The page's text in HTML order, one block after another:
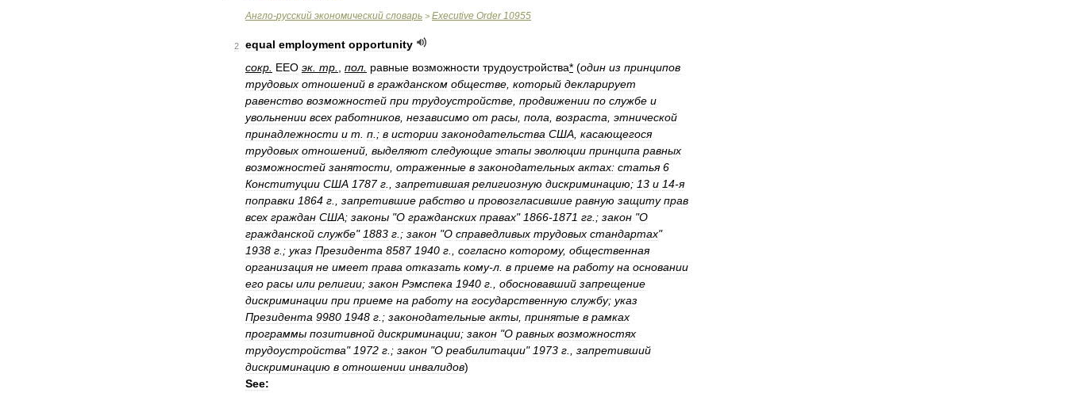
Англо-русский экономический словарь > Executive Order 10955
2 equal employment opportunity
сокр EEO эк тр пол равные возможности трудоустройства* (один из принципов
трудовых отношений в гражданском обществе который декларирует
равенство возможностей при трудоустройстве продвижении по службе и
увольнении всех работников независимо от расы пола возраста этнической
принадлежности и т п .; в истории законодательства США касающегося
трудовых отношений выделяют следующие этапы эволюции принципа равных
возможностей занятости отраженные в законодательных актах: статья 6
Конституции США 1787 г запретившая религиозную дискриминацию; 13 и 14-я
поправки 1864 г запретившие рабство и провозгласившие равную защиту прав
всех граждан США; законы "О гражданских правах" 1866-1871 гг .; закон "О
гражданской службе" 1883 г .; закон "О справедливых трудовых стандартах"
1938 г .; указ Президента 8587 1940 г согласно которому, общественная
организация не имеет права отказать кому-л в приеме на работу на основании
его расы или религии; закон Рэмспека 1940 г обосновавший запрещение
дискриминации при приеме на работу на государственную службу; указ
Президента 9980 1948 г .; законодательные акты принятые в рамках
программы позитивной дискриминации; закон "О равных возможностях
трудоустройства" 1972 г .; закон "О реабилитации" 1973 г
запретивший
дискриминацию в отношении инвалидов)
See: